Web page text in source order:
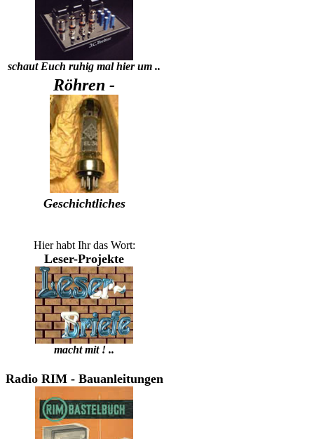
schaut Euch ruhig mal hier um ..
Röhren -
Geschichtliches
Hier habt Ihr das Wort:
Leser-Projekte
macht mit ! ..
Radio RIM - Bauanleitungen